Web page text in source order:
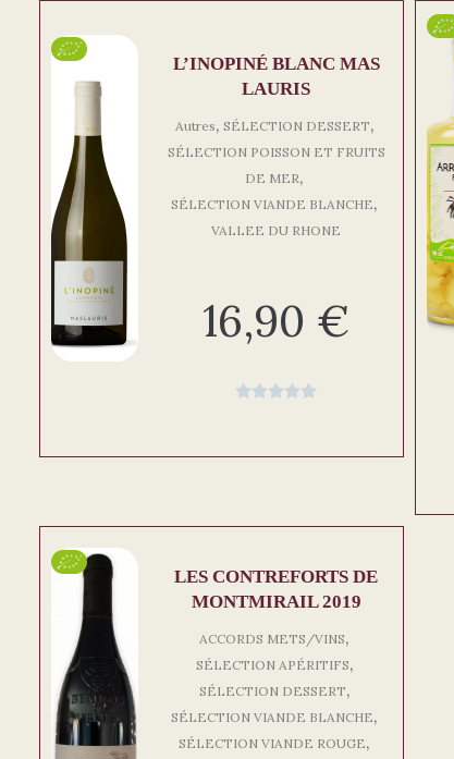
L’INOPINÉ BLANC MAS
LAURIS
Autres, SÉLECTION DESSERT,
SÉLECTION POISSON ET FRUITS
DE MER,
SÉLECTION VIANDE BLANCHE,
VALLEE DU RHONE
16,90 €

LES CONTREFORTS DE
MONTMIRAIL 2019
ACCORDS METS/VINS,
SÉLECTION APÉRITIFS,
SÉLECTION DESSERT,
SÉLECTION VIANDE BLANCHE,
SÉLECTION VIANDE ROUGE,